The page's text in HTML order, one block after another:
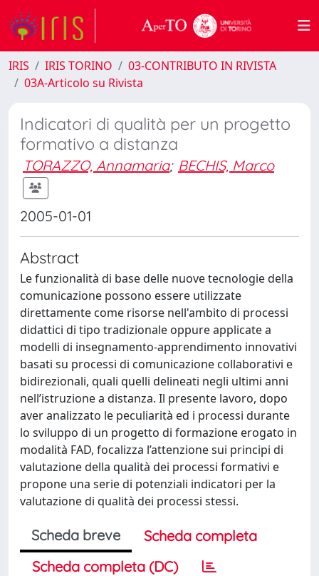
IRIS IRIS TORINO
03-CONTRIBUTO IN RIVISTA
03A-Articolo su Rivista
Indicatori di qualità per un progetto
formativo a distanza
TORAZZO, Annamaria; BECHIS, Marco
2005-01-01
Abstract
Le funzionalità di base delle nuove tecnologie della
comunicazione possono essere utilizzate
direttamente come risorse nell'ambito di processi
didattici di tipo tradizionale oppure applicate a
modelli di insegnamento-apprendimento innovativi
basati su processi di comunicazione collaborativi e
bidirezionali, quali quelli delineati negli ultimi anni
nell’istruzione a distanza. Il presente lavoro, dopo
aver analizzato le peculiarità ed i processi durante
lo sviluppo di un progetto di formazione erogato in
modalità FAD, focalizza l’attenzione sui principi di
valutazione della qualità dei processi formativi e
propone una serie di potenziali indicatori per la
valutazione di qualità dei processi stessi.
Scheda breve
Scheda completa
Scheda completa (DC)